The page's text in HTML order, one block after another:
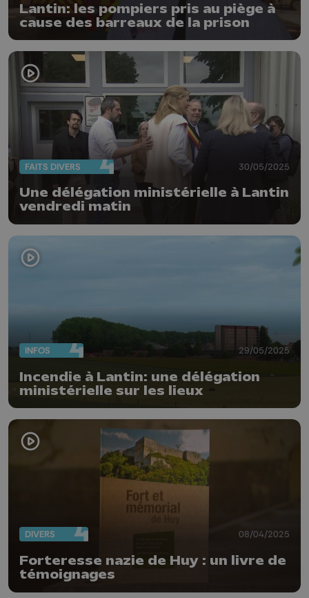
Lantin: les pompiers pris au piège à
cause des barreaux de la prison
FAITS DIVERS 30/05/2025
Une délégation ministérielle à Lantin
vendredi matin
INFOS 29/05/2025
Incendie à Lantin: une délégation
ministérielle sur les lieux
DIVERS 08/04/2025
Forteresse nazie de Huy : un livre de
témoignages